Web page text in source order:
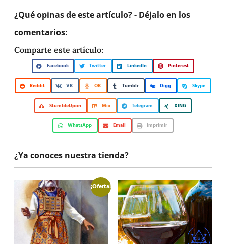
¿Qué opinas de este artículo? - Déjalo en los
comentarios:
Comparte este artículo:
Facebook Twitter LinkedIn Pinterest
Reddit VK OK Tumblr Digg Skype
StumbleUpon Mix Telegram XING
WhatsApp Email Imprimir
¿Ya conoces nuestra tienda?
¡Oferta!